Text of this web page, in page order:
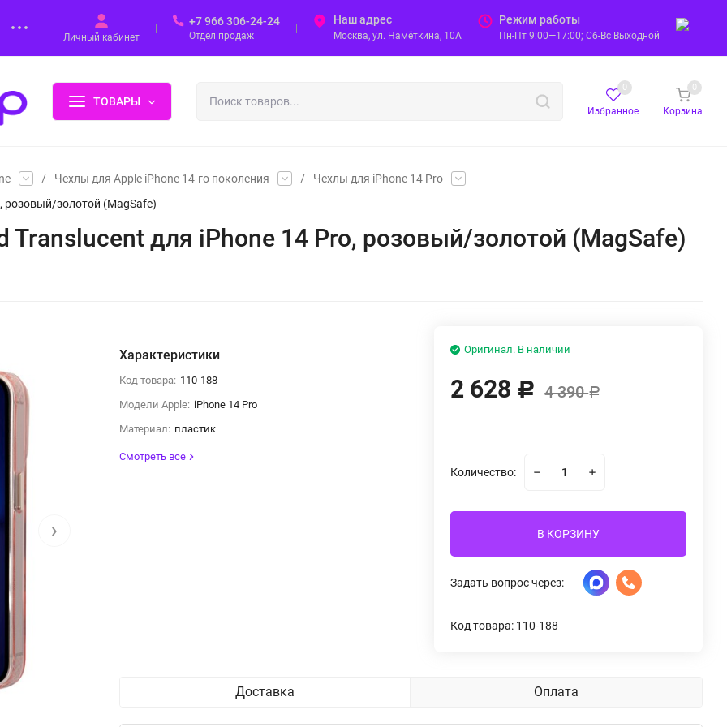
Личный кабинет
+7 966 306-24-24
Отдел продаж
Наш адрес
Москва, ул. Намёткина, 10А
Режим работы
Пн-Пт 9:00—17:00; Сб-Вс Выходной
ТОВАРЫ
Избранное
0
Корзина
0
/ Чехлы для Apple iPhone 14-го поколения /
Чехлы для iPhone 14 Pro
розовый/золотой (MagSafe)
Translucent для iPhone 14 Pro, розовый/золотой (MagSafe)
›
Характеристики
Код товара: 110-188
Модели Apple: iPhone 14 Pro
Материал: пластик
Смотреть все
Оригинал. В наличии
2 628 Р 4 390Р
Количество:
В КОРЗИНУ
Задать вопрос через:
Код товара: 110-188
Доставка Оплата